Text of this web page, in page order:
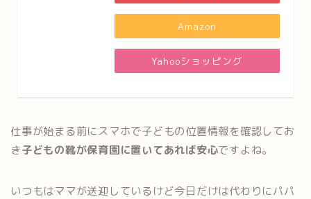
Amazon
Yahooショッピング
仕事が始まる前にスマホで子どもの位置情報を確認してお
き子どもの靴が保育園に置いてあれば安心ですよね。
いつもはママが送迎しているけど今日だけは代わりにパパ